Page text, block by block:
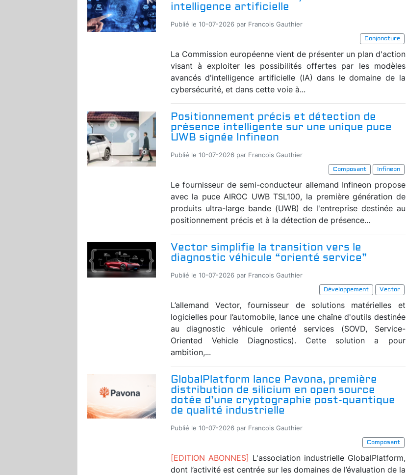
intelligence artificielle
Publié le 10-07-2026 par Francois Gauthier
Conjoncture
La Commission européenne vient de présenter un plan d'action
visant à exploiter les possibilités offertes par les modèles
avancés d'intelligence artificielle (IA) dans le domaine de la
cybersécurité, et dans cette voie à...
Positionnement précis et détection de
présence intelligente sur une unique puce
UWB signée Infineon
Publié le 10-07-2026 par Francois Gauthier
Composant
Infineon
Le fournisseur de semi-conducteur allemand Infineon propose
avec la puce AIROC UWB TSL100, la première génération de
produits ultra-large bande (UWB) de l'entreprise destinée au
positionnement précis et à la détection de présence...
Vector simplifie la transition vers le
diagnostic véhicule “orienté service”
Publié le 10-07-2026 par Francois Gauthier
Développement
Vector
L’allemand Vector, fournisseur de solutions matérielles et
logicielles pour l’automobile, lance une chaîne d'outils destinée
au diagnostic véhicule orienté services (SOVD, Service-
Oriented Vehicle Diagnostics). Cette solution a pour
ambition,...
GlobalPlatform lance Pavona, première
distribution de silicium en open source
dotée d’une cryptographie post-quantique
de qualité industrielle
Publié le 10-07-2026 par Francois Gauthier
Composant
[EDITION ABONNES] L'association industrielle GlobalPlatform,
dont l’activité est centrée sur les domaines de l’évaluation de la